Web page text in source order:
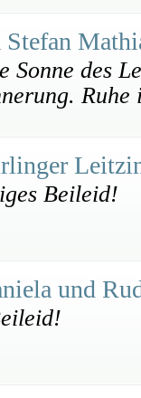
Sonne des
Beileid!
und